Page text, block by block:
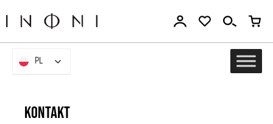
KONTAKT
PL
PL